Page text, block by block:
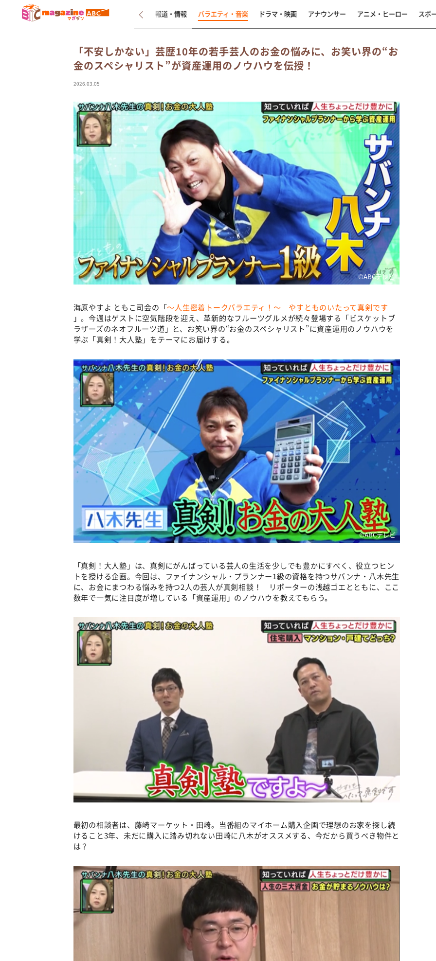
新着 インタビュー 報道・情報 バラエティ・音楽 ドラマ・映画 アナウンサー アニメ・ヒーロー スポ
「不安しかない」芸歴10年の若手芸人のお金の悩みに、お笑い界の“お
金のスペシャリスト”が資産運用のノウハウを伝授！
2026.03.05
©️ABCテレビ
海原やすよ ともこ司会の「～人生密着トークバラエティ！～ やすとものいたって真剣です
」。今週はゲストに空気階段を迎え、革新的なフルーツグルメが続々登場する「ビスケットブ
ラザーズのネオフルーツ道」と、お笑い界の“お金のスペシャリスト”に資産運用のノウハウを
学ぶ「真剣！大人塾」をテーマにお届けする。
©️ABCテレビ
「真剣！大人塾」は、真剣にがんばっている芸人の生活を少しでも豊かにすべく、役立つヒン
トを授ける企画。今回は、ファイナンシャル・プランナー1級の資格を持つサバンナ・八木先生
に、お金にまつわる悩みを持つ2人の芸人が真剣相談！ リポーターの浅越ゴエとともに、ここ
数年で一気に注目度が増している「資産運用」のノウハウを教えてもらう。
©️ABCテレビ
最初の相談者は、藤崎マーケット・田崎。当番組のマイホーム購入企画で理想のお家を探し続
けること3年、未だに購入に踏み切れない田崎に八木がオススメする、今だから買うべき物件と
は？